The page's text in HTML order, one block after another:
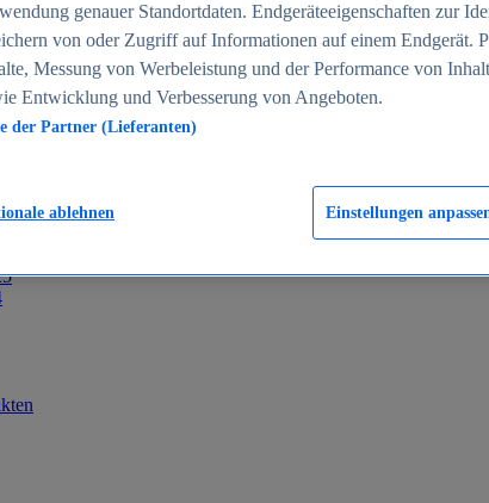
2024
in Deutschland 2005-2025
genauer Standortdaten. Endgeräteeigenschaften zur
von oder Zugriff auf Informationen auf einem Endgerät.
Messung von Werbeleistung und der Performance von
Entwicklung und Verbesserung von Angeboten.
der Partner (Lieferanten)
Einstellungen
ablehnen